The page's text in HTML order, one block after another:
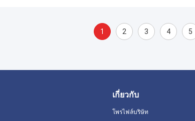
1 2 3 4 5
เกี่ยวกับ
โพรไฟล์บริษัท